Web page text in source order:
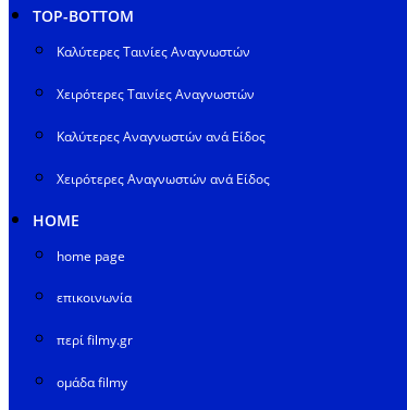
TOP-BOTTOM
Καλύτερες Ταινίες Αναγνωστών
Χειρότερες Ταινίες Αναγνωστών
Καλύτερες Αναγνωστών ανά Είδος
Χειρότερες Αναγνωστών ανά Είδος
HOME
home page
επικοινωνία
περί filmy.gr
ομάδα filmy